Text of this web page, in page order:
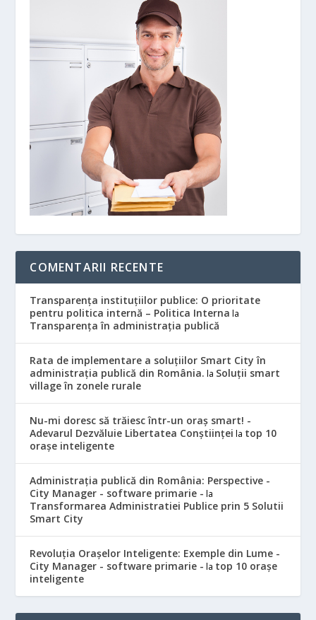
COMENTARII RECENTE
Transparența instituțiilor publice: O prioritate
pentru politica internă – Politica Interna la
Transparența în administrația publică
Rata de implementare a soluțiilor Smart City în
administrația publică din România. la Soluții smart
village în zonele rurale
Nu-mi doresc să trăiesc într-un oraș smart! -
Adevarul Dezvăluie Libertatea Conștiinței la top 10
orașe inteligente
Administrația publică din România: Perspective -
City Manager - software primarie - la
Transformarea Administratiei Publice prin 5 Solutii
Smart City
Revoluția Orașelor Inteligente: Exemple din Lume -
City Manager - software primarie - la top 10 orașe
inteligente